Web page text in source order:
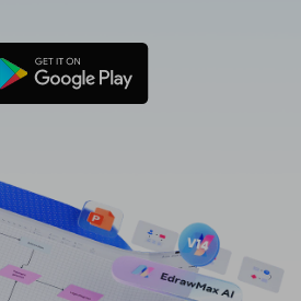
所有圖表類型>>